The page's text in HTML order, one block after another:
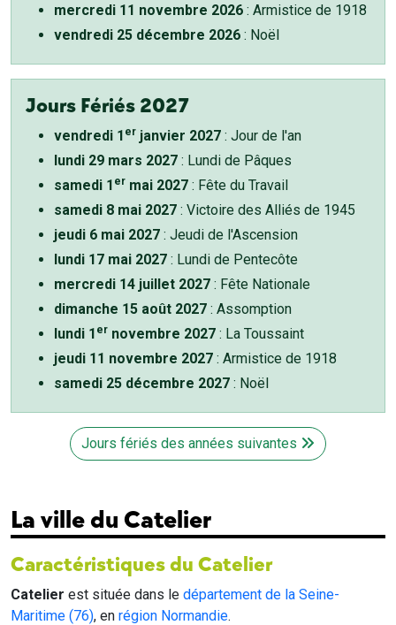
mercredi 11 novembre 2026 : Armistice de 1918
vendredi 25 décembre 2026 : Noël
Jours Fériés 2027
vendredi 1 er janvier 2027 : Jour de l'an
lundi 29 mars 2027 : Lundi de Pâques
samedi 1 er mai 2027 : Fête du Travail
samedi 8 mai 2027 : Victoire des Alliés de 1945
jeudi 6 mai 2027 : Jeudi de l'Ascension
lundi 17 mai 2027 : Lundi de Pentecôte
mercredi 14 juillet 2027 : Fête Nationale
dimanche 15 août 2027 : Assomption
lundi 1 er novembre 2027 : La Toussaint
jeudi 11 novembre 2027 : Armistice de 1918
samedi 25 décembre 2027 : Noël
Jours fériés des années suivantes
La ville du Catelier
Caractéristiques du Catelier
Catelier est située dans le département de la Seine-
Maritime (76), en région Normandie.